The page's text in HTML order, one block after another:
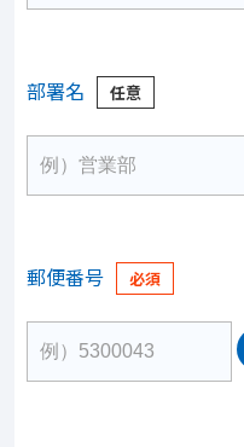
部署名
郵便番号